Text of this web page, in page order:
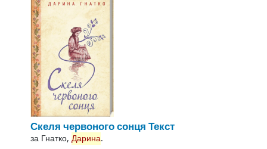
Скеля червоного сонця Текст
за Гнатко, Дарина.